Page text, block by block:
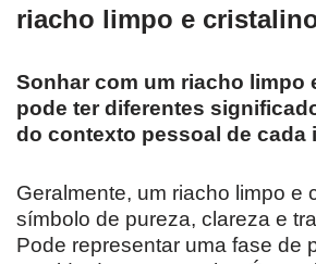
riacho limpo e
Sonhar com um riacho limpo
pode ter diferentes
do contexto pessoal de cada
Geralmente, um riacho limpo e
símbolo de pureza, clareza e
Pode representar uma fase de